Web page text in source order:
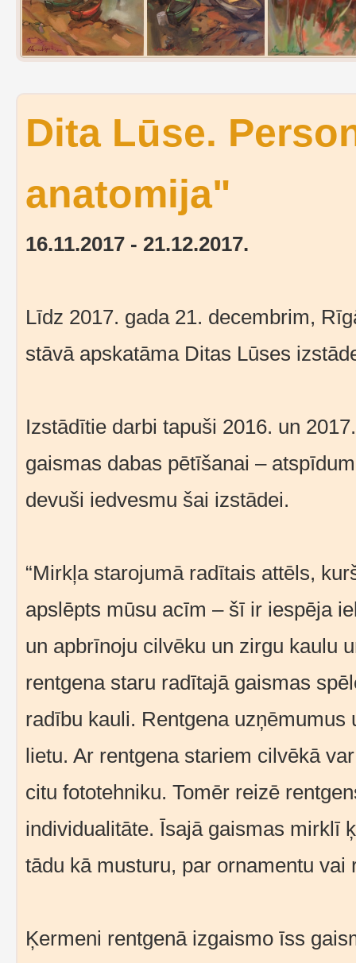
Dita Lūse.
anatomija"
16.11.2017 - 21.12.2017.
Līdz 2017. gada 21. decembrim,
stāvā apskatāma Ditas Lūses
Izstādītie darbi tapuši 2016. un
gaismas dabas pētīšanai –
devuši iedvesmu šai izstādei.
“Mirkļa starojumā radītais attēls,
apslēpts mūsu acīm – šī ir iespēja
un apbrīnoju cilvēku un zirgu kaulu
rentgena staru radītajā gaismas
radību kauli. Rentgena
lietu. Ar rentgena stariem cilvēkā
citu fototehniku. Tomēr reizē
individualitāte. Īsajā gaismas mirklī
tādu kā musturu, par ornamentu vai
Ķermeni rentgenā izgaismo īss